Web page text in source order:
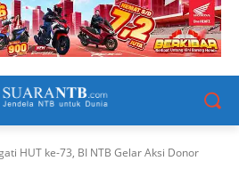
HUT ke-73, BI NTB Gelar Aksi Donor